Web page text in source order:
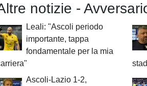
notizie -
Leali: "Ascoli periodo
importante, tappa
fondamentale per la mia
Ascoli-Lazio 1-2,